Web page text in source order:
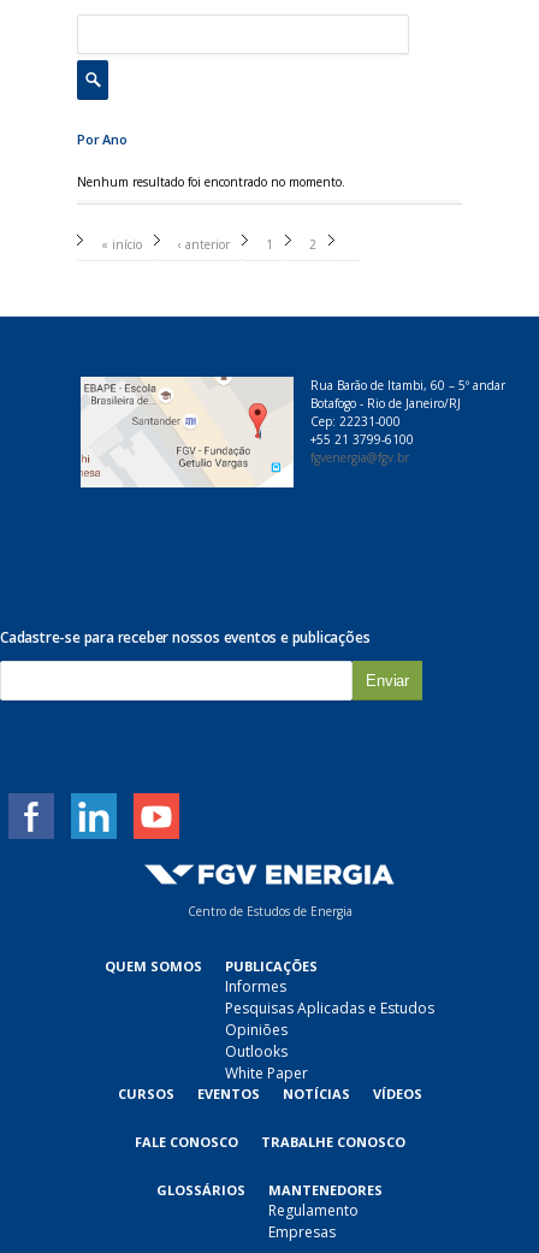
s
Por Ano
Nenhum resultado foi encontrado no momento.
á
a
« início ‹ anterior 1 2
Rua Barão de Itambi, 60 – 5º andar
Botafogo - Rio de Janeiro/RJ
Cep: 22231-000
+55 21 3799-6100
fgvenergia@fgv.br
Cadastre-se para receber nossos eventos e publicações
m
Centro de Estudos de Energia
QUEM SOMOS PUBLICAÇÕES
Informes
Pesquisas Aplicadas e Estudos
Opiniões
Outlooks
White Paper
CURSOS EVENTOS NOTÍCIAS VÍDEOS
FALE CONOSCO TRABALHE CONOSCO
GLOSSÁRIOS MANTENEDORES
Regulamento
Empresas